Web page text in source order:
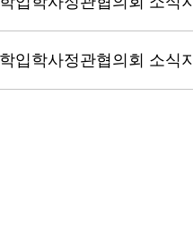
입학사정관협의회 소식지